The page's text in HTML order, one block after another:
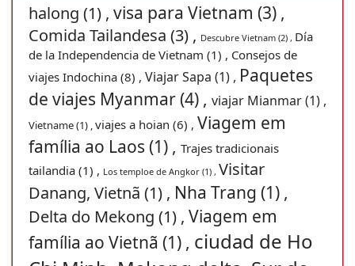
halong (1) , visa para Vietnam (3) ,
Comida Tailandesa (3) , Descubre Vietnam (2) , Día
de la Independencia de Vietnam (1) , Consejos de
viajes Indochina (8) , Viajar Sapa (1) , Paquetes
de viajes Myanmar (4) , viajar Mianmar (1) ,
Vietname (1) ,viajes a hoian (6) , Viagem em
família ao Laos (1) , Trajes tradicionais
tailandia (1) , Los temploe de Angkor (1) , Visitar
Danang, Vietnã (1) , Nha Trang (1) ,
Delta do Mekong (1) , Viagem em
família ao Vietnã (1) , ciudad de Ho